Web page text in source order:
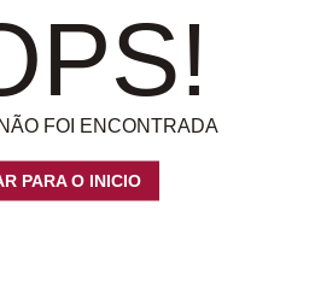
FOI ENCONTRADA
PARA O INICIO